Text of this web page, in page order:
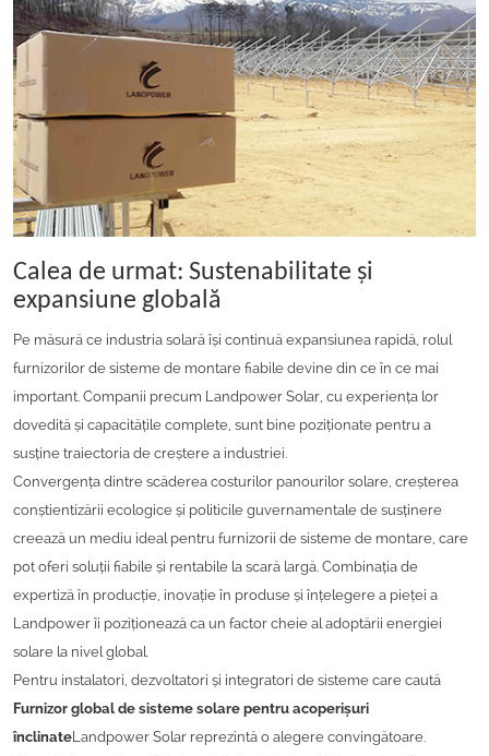
Calea de urmat: Sustenabilitate și
expansiune globală
Pe măsură ce industria solară își continuă expansiunea rapidă, rolul
furnizorilor de sisteme de montare fiabile devine din ce în ce mai
important. Companii precum Landpower Solar, cu experiența lor
dovedită și capacitățile complete, sunt bine poziționate pentru a
susține traiectoria de creștere a industriei.
Convergența dintre scăderea costurilor panourilor solare, creșterea
conștientizării ecologice și politicile guvernamentale de susținere
creează un mediu ideal pentru furnizorii de sisteme de montare, care
pot oferi soluții fiabile și rentabile la scară largă. Combinația de
expertiză în producție, inovație în produse și înțelegere a pieței a
Landpower îi poziționează ca un factor cheie al adoptării energiei
solare la nivel global.
Pentru instalatori, dezvoltatori și integratori de sisteme care caută
Furnizor global de sisteme solare pentru acoperișuri
înclinateLandpower Solar reprezintă o alegere convingătoare.